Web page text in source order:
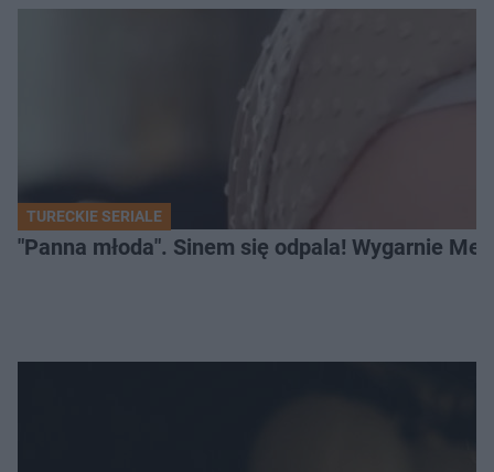
TURECKIE SERIALE
"Panna młoda". Sinem się odpala! Wygarnie